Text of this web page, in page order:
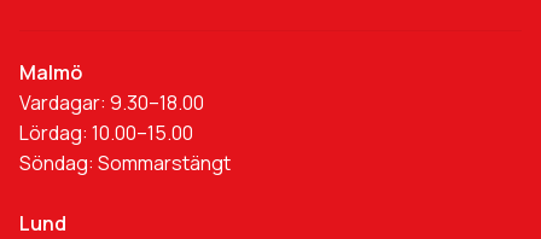
Malmö
Vardagar: 9.30–18.00
Lördag: 10.00–15.00
Söndag: Sommarstängt
Lund